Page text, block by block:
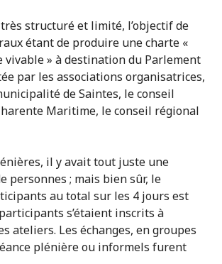
structuré et limité, l’objectif de
étant de produire une charte «
vivable » à destination du Parlement
par les associations organisatrices,
de Saintes, le conseil
Maritime, le conseil régional
il y avait tout juste une
personnes ; mais bien sûr, le
au total sur les 4 jours est
s’étaient inscrits à
ateliers. Les échanges, en groupes
plénière ou informels furent